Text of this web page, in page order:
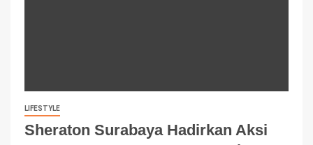
LIFESTYLE
Sheraton Surabaya Hadirkan Aksi